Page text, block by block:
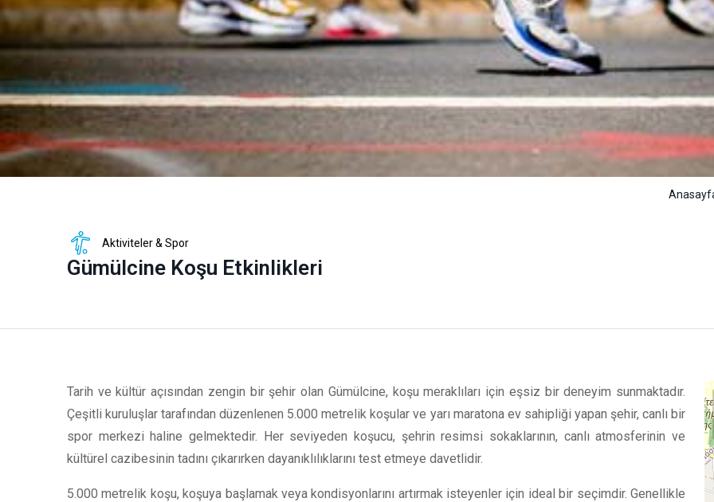
Aktiviteler & Spor
Gümülcine Koşu Etkinlikleri
Tarih ve kültür açısından zengin bir şehir olan Gümülcine, koşu meraklıları için eşsiz bir deneyim sunmaktadır.
Çeşitli kuruluşlar tarafından düzenlenen 5.000 metrelik koşular ve yarı maratona ev sahipliği yapan şehir, canlı bir
spor merkezi haline gelmektedir. Her seviyeden koşucu, şehrin resimsi sokaklarının, canlı atmosferinin ve
kültürel cazibesinin tadını çıkarırken dayanıklılıklarını test etmeye davetlidir.
5.000 metrelik koşu, koşuya başlamak veya kondisyonlarını artırmak isteyenler için ideal bir seçimdir. Genellikle